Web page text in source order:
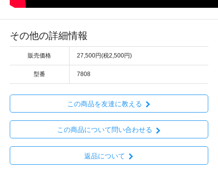
その他の詳細情報
販売価格 27,500円(税2,500円)
型番 7808
この商品を友達に教える
この商品について問い合わせる
返品について